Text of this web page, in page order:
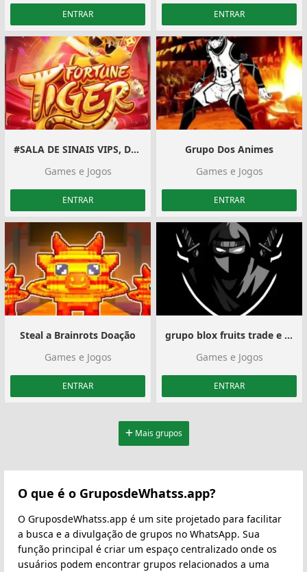
ENTRAR ENTRAR
#SALA DE SINAIS VIPS, DICAS E SUPORTE
Games e Jogos
ENTRAR
Grupo Dos Animes
Games e Jogos
ENTRAR
️Steal a Brainrots Doação️
Games e Jogos
ENTRAR
grupo blox fruits trade e vendas
Games e Jogos
ENTRAR
Mais grupos
O que é o GruposdeWhatss.app?
O GruposdeWhatss.app é um site projetado para facilitar
a busca e a divulgação de grupos no WhatsApp. Sua
função principal é criar um espaço centralizado onde os
usuários podem encontrar grupos relacionados a uma